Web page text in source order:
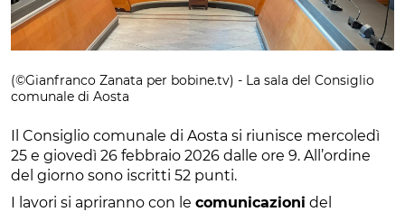
(©Gianfranco Zanata per bobine.tv) - La sala del Consiglio
comunale di Aosta
Il Consiglio comunale di Aosta si riunisce mercoledì
25 e giovedì 26 febbraio 2026 dalle ore 9. All’ordine
del giorno sono iscritti 52 punti.
I lavori si apriranno con le comunicazioni del